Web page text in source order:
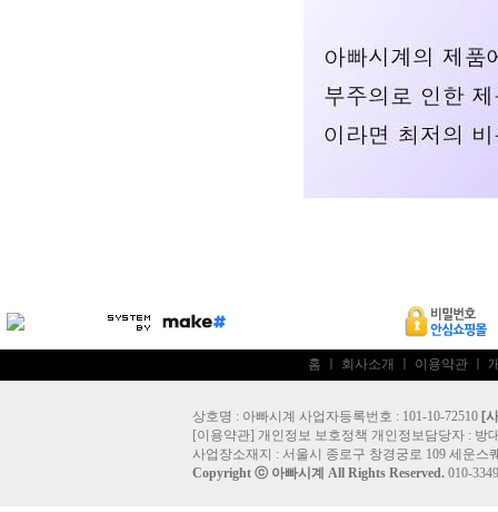
홈 회사소개 이용약관
상호명 : 아빠시계 사업자등록번호 : 101-10-72510 [
[이용약관] 개인정보 보호정책 개인정보담당자 : 방
사업장소재지 : 서울시 종로구 창경궁로 109 세운스
Copyright ⓒ 아빠시계 All Rights Reserved. 010-